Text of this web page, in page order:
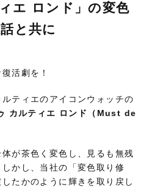
エ ロンド」の変色
と共に
活劇を！
ティエのアイコンウォッチの
カルティエ ロンド（Must de
が茶色く変色し、見るも無残
かし、当社の「変色取り修
たかのように輝きを取り戻し